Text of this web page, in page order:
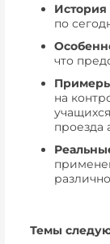
История
по
что
на
проезда
Темы